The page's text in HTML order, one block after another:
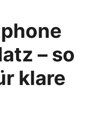
– so
klare